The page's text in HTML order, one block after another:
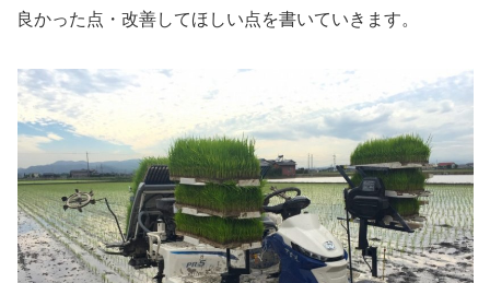
良かった点・改善してほしい点を書いていきます。